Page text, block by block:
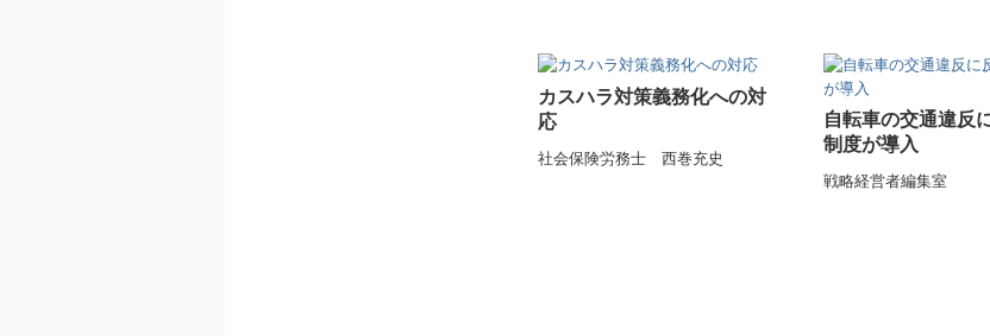
カスハラ対策義務化への対
応
社会保険労務士 西巻充史
自転車の交通違反
制度が導入
戦略経営者編集室